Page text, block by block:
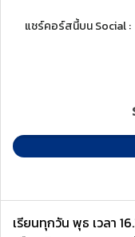
แชร์คอร์สนี้บน Social :
เรียนทุกวัน พุธ เวลา